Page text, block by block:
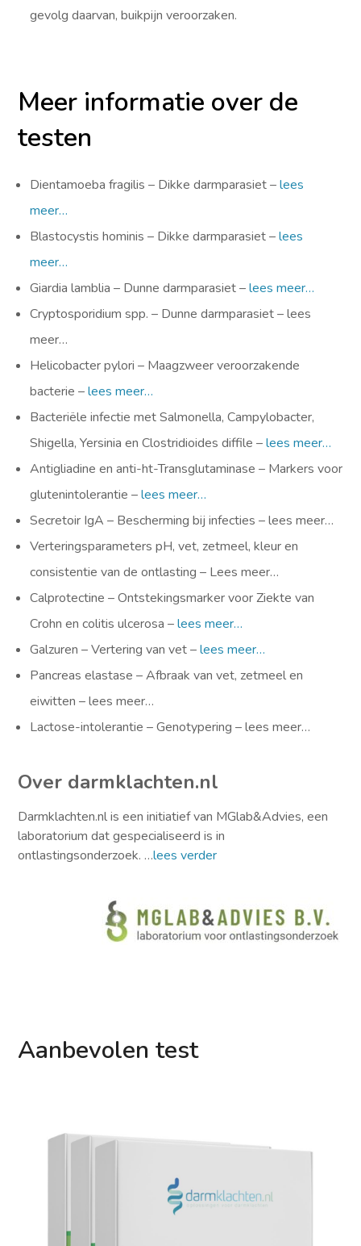
gevolg daarvan, buikpijn veroorzaken.
Meer informatie over de
testen
Dientamoeba fragilis – Dikke darmparasiet –lees
meer…
Blastocystis hominis – Dikke darmparasiet –lees
meer…
Giardia lamblia – Dunne darmparasiet –lees meer…
Cryptosporidium spp. – Dunne darmparasiet – lees
meer…
Helicobacter pylori – Maagzweer veroorzakende
bacterie –lees meer…
Bacteriële infectie met Salmonella, Campylobacter,
Shigella, Yersinia en Clostridioides diffile –lees meer…
Antigliadine en anti-ht-Transglutaminase – Markers voor
glutenintolerantie –lees meer…
Secretoir IgA – Bescherming bij infecties – lees meer…
Verteringsparameters pH, vet, zetmeel, kleur en
consistentie van de ontlasting – Lees meer…
Calprotectine – Ontstekingsmarker voor Ziekte van
Crohn en colitis ulcerosa –lees meer…
Galzuren – Vertering van vet –lees meer…
Pancreas elastase – Afbraak van vet, zetmeel en
eiwitten – lees meer…
Lactose-intolerantie – Genotypering – lees meer…
Over darmklachten.nl
Darmklachten.nl is een initiatief van MGlab&Advies, een
laboratorium dat gespecialiseerd is in
ontlastingsonderzoek. …lees verder
Aanbevolen test